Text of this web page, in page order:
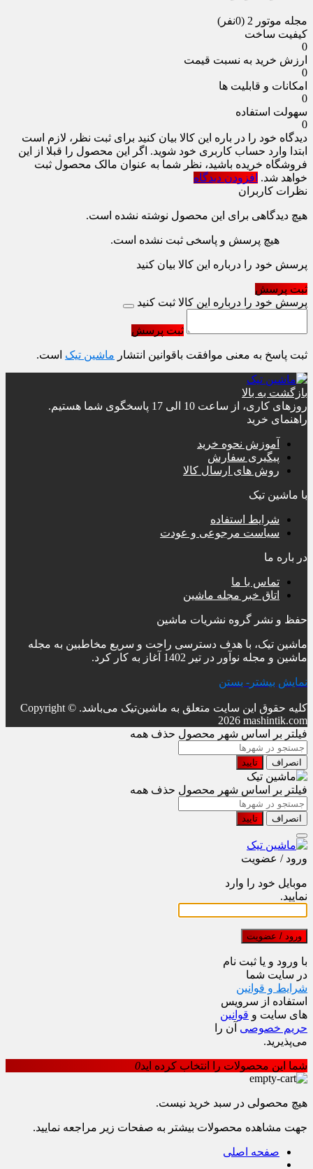
مجله موتور 2
(0نفر)
کیفیت ساخت
0
ارزش خرید به نسبت قیمت
0
امکانات و قابلیت ها
0
سهولت استفاده
0
دیدگاه خود را در باره این کالا بیان کنید برای ثبت نظر، لازم است
ابتدا وارد حساب کاربری خود شوید. اگر این محصول را قبلا از این
فروشگاه خریده باشید، نظر شما به عنوان مالک محصول ثبت
خواهد شد. افزودن دیدگاه
نظرات کاربران
هیچ دیدگاهی برای این محصول نوشته نشده است.
هیچ پرسش و پاسخی ثبت نشده است.
پرسش خود را درباره این کالا بیان کنید
ثبت پرسش
پرسش خود را درباره این کالا ثبت کنید
ثبت پرسش
ثبت پاسخ به معنی موافقت باقوانین انتشار ماشین تیک است.
بازگشت به بالا
روزهای کاری، از ساعت 10 الی 17 پاسخگوی شما هستیم.
راهنمای خرید
آموزش نحوه خرید
پیگیری سفارش
روش های ارسال کالا
با ماشین تیک
شرایط استفاده
سیاست مرجوعی و عودت
در باره ما
تماس با ما
اتاق خبر مجله ماشین
حفظ و نشر گروه نشریات ماشین
ماشین تیک، با هدف دسترسی راحت و سریع مخاطبین به مجله
ماشین و مجله نوآور در تیر 1402 آغاز به کار کرد.
نمایش بیشتر - بستن
کلیه حقوق این سایت متعلق به ماشین‌تیک می‌باشد. Copyright ©
2026 mashintik.com
فیلتر بر اساس شهر محصول حذف همه
انصراف تایید
فیلتر بر اساس شهر محصول حذف همه
انصراف تایید
ورود / عضویت
موبایل خود را وارد
نمایید.
ورود / عضویت
با ورود و یا ثبت نام
در سایت شما
شرایط و قوانین
استفاده از سرویس
های سایت و قوانین
حریم خصوصی آن را
می‌پذیرید.
شما این محصولات را انتخاب کرده اید0
هیچ محصولی در سبد خرید نیست.
جهت مشاهده محصولات بیشتر به صفحات زیر مراجعه نمایید.
صفحه اصلی